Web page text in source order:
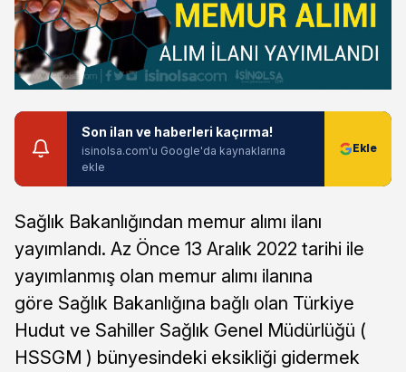
Son ilan ve haberleri kaçırma!
isinolsa.com'u Google'da kaynaklarına
ekle
Sağlık Bakanlığından memur alımı ilanı
yayımlandı. Az Önce 13 Aralık 2022 tarihi ile
yayımlanmış olan memur alımı ilanına
göre Sağlık Bakanlığına bağlı olan Türkiye
Hudut ve Sahiller Sağlık Genel Müdürlüğü (
HSSGM ) bünyesindeki eksikliği gidermek